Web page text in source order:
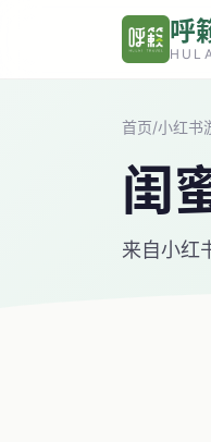
呼
首页/小红书
闺
来自小红